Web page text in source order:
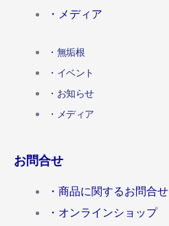
・メディア
・無垢根
・イベント
・お知らせ
・メディア
お問合せ
・商品に関するお問合せ
・オンラインショップ